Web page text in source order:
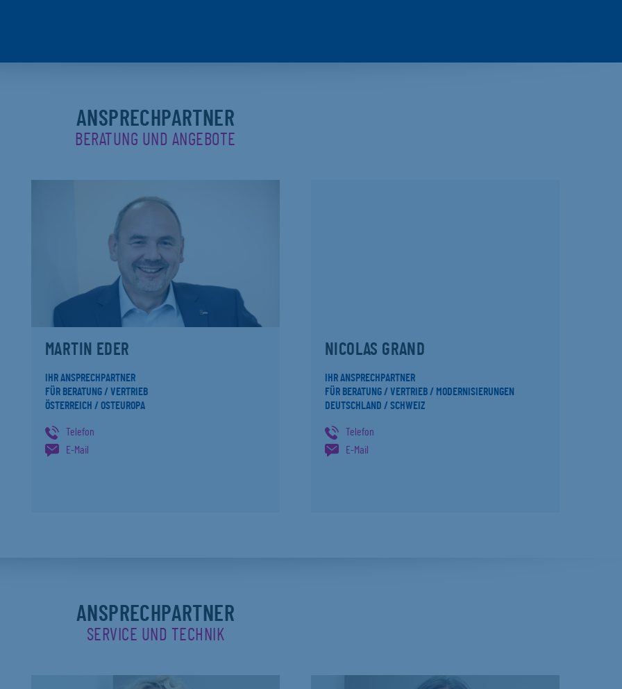
ANSPRECHPARTNER
BERATUNG UND ANGEBOTE
MARTIN EDER
IHR ANSPRECHPARTNER
FÜR BERATUNG / VERTRIEB
ÖSTERREICH / OSTEUROPA
Telefon
E-Mail
NICOLAS GRAND
IHR ANSPRECHPARTNER
FÜR BERATUNG / VERTRIEB / MODERNISIERUNGEN
DEUTSCHLAND / SCHWEIZ
Telefon
E-Mail
ANSPRECHPARTNER
SERVICE UND TECHNIK